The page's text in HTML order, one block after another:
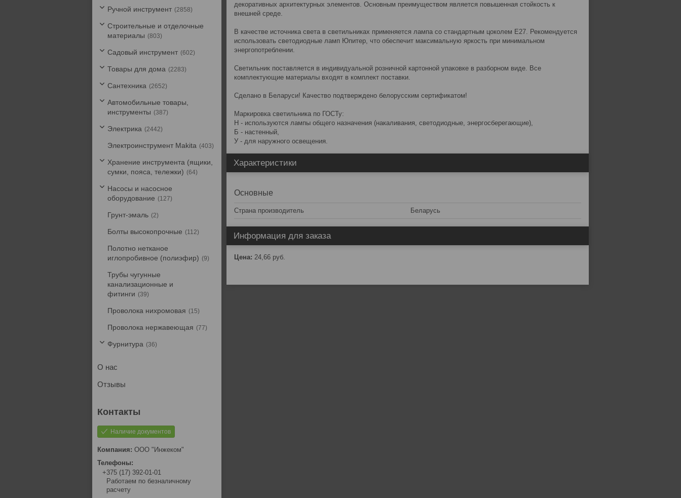
декоративных архитектурных элементов. Основным преимуществом является повышенная стойкость к
внешней среде.
В качестве источника света в светильниках применяется лампа со стандартным цоколем Е27. Рекомендуется
использовать светодиодные ламп Юпитер, что обеспечит максимальную яркость при минимальном
энергопотреблении.
Светильник поставляется в индивидуальной розничной картонной упаковке в разборном виде. Все
комплектующие материалы входят в комплект поставки.
Сделано в Беларуси! Качество подтверждено белорусским сертификатом!
Маркировка светильника по ГОСТу:
Н - используются лампы общего назначения (накаливания, светодиодные, энергосберегающие),
Б - настенный,
У - для наружного освещения.
Характеристики
Основные
Страна производитель Беларусь
Информация для заказа
Цена: 24,66 руб.
Ручной инструмент 2858
Строительные и отделочные
материалы
803
Садовый инструмент 602
Товары для дома 2283
Сантехника 2652
Автомобильные товары,
инструменты
387
Электрика 2442
Электроинструмент Makita 403
Хранение инструмента (ящики,
сумки, пояса, тележки)
64
Насосы и насосное
оборудование
127
Грунт-эмаль 2
Болты высокопрочные 112
Полотно нетканое
иглопробивное (полиэфир)
9
Трубы чугунные
канализационные и
фитинги
39
Проволока нихромовая 15
Проволока нержавеющая 77
Фурнитура 36
О нас
Отзывы
Наличие документов
ООО "Инжеком"
+375 (17) 392-01-01
Работаем по безналичному
расчету